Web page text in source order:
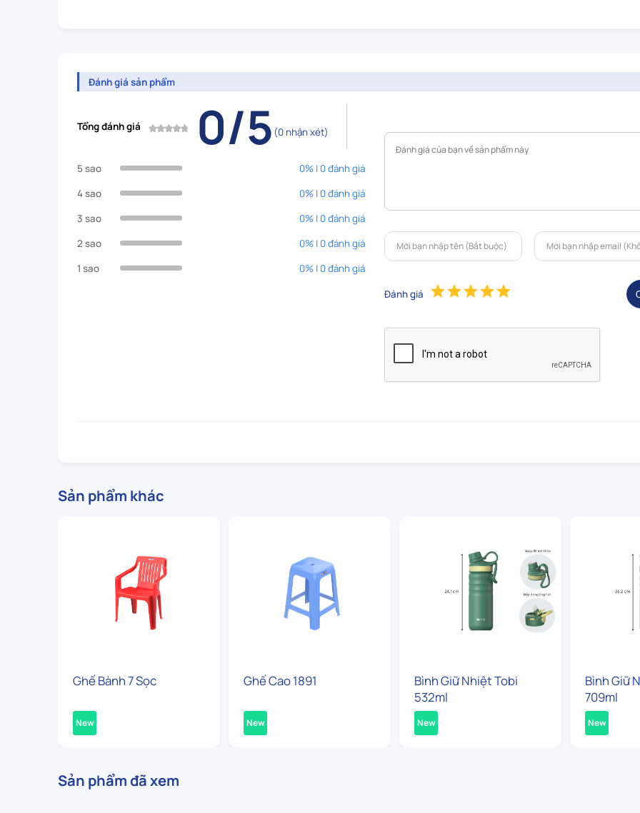
Đánh giá sản phẩm
Tổng đánh giá 0/5 (0 nhận xét)
5 sao
0% | 0 đánh giá
4 sao
0% | 0 đánh giá
3 sao
0% | 0 đánh giá
2 sao
0% | 0 đánh giá
1 sao
0% | 0 đánh giá
Đánh giá
Sản phẩm khác
Ghế Bành 7 Sọc
New
Ghế Cao 1891
New
Bình Giữ Nhiệt Tobi
532ml
New
Bình Giữ
709ml
New
Sản phẩm đã xem